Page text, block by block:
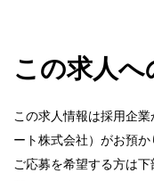
この求人へ
この求人情報は採用企
ート株式会社）がお預か
ご応募を希望する方は